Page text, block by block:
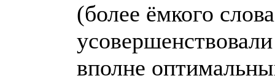
(более ёмкого
вполне